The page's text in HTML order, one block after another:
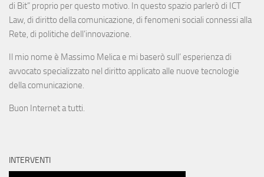
di Bit” proprio per questo motivo. In questo spazio parlerò di ICT
Law, di diritto della comunicazione, di fenomeni sociali connessi alla
Rete, di politiche dell’innovazione.
Il mio nome è Massimo Melica e mi baserò sull’ esperienza di
avvocato specializzato nel diritto applicato alle nuove tecnologie
della comunicazione.
Buon Internet a tutti.
INTERVENTI